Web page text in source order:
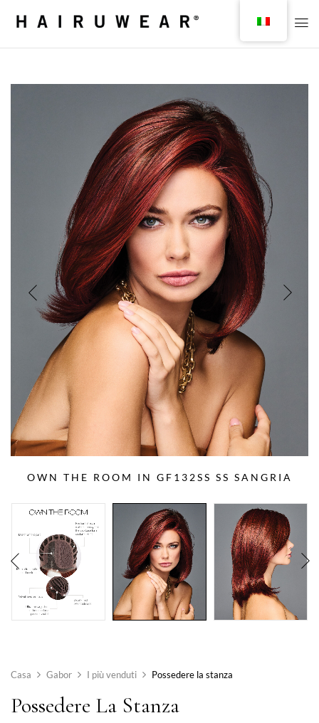
OWN THE ROOM IN GF132SS SS SANGRIA
Casa Gabor I più venduti Possedere la stanza
Possedere La Stanza